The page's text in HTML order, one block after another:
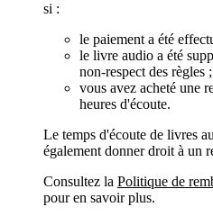
si :
le paiement a été
le livre audio a été
non-respect des règles ;
vous avez acheté une
heures d'écoute.
Le temps d'écoute de livres
également donner droit à un
Consultez la Politique de
pour en savoir plus.